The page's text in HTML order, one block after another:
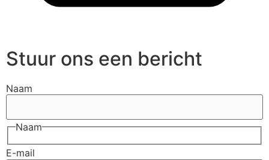
Stuur ons een bericht
Naam
Naam
E-mail